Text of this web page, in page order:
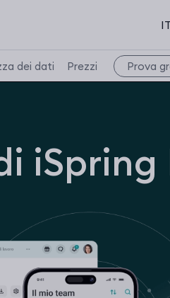
dei dati Prezzi Prova
iSpring